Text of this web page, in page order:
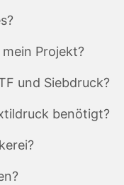
Projekt?
und Siebdruck?
benötigt?